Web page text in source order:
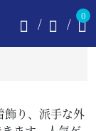
0
り、派手な外